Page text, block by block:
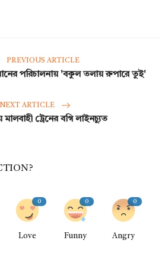
PREVIOUS ARTICLE
পরিচালনায় 'বকুল তলায় রুপারে তুই'
NEXT ARTICLE
মালবাহী ট্রেনের বগি লাইনচ্যুত
0
Love
0
Funny
0
Angry